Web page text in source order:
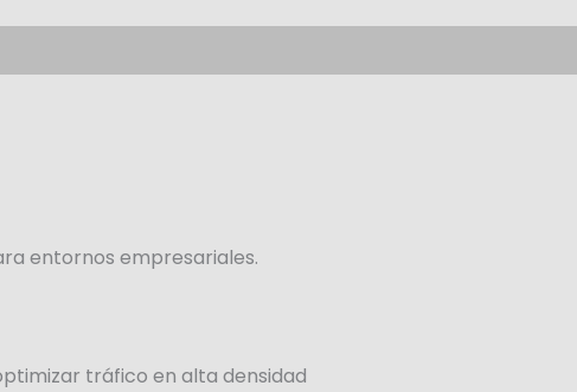
entornos empresariales.
tráfico en alta densidad